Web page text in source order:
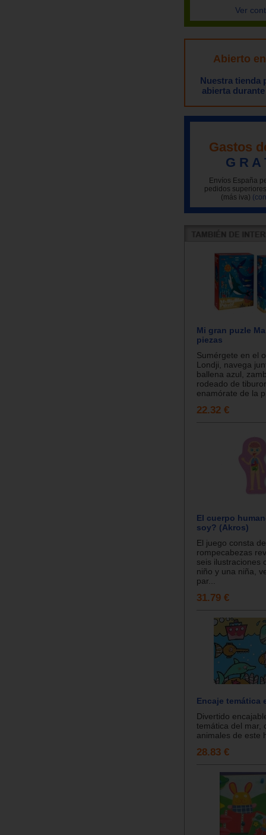
Ver
Abierto
Nuestra tienda
abierta
Gastos
G R A
Envíos España
pedidos
(más iva)
Mi gran puzle
piezas
Sumérgete en el
Londji, navega
ballena azul,
rodeado de
enamórate de la
22.32 €
El cuerpo
soy? (Akros)
El juego consta
rompecabezas
seis ilustraciones
niño y una niña,
par...
31.79 €
Encaje temática
Divertido
temática del mar,
animales de este
28.83 €